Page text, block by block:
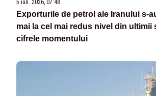
5 iun. 2026, 07:48
Exporturile de petrol ale Iranului s-
mai la cel mai redus nivel din ultimii
cifrele momentului